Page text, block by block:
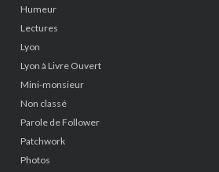
Humeur
Lectures
Lyon
Lyon à Livre Ouvert
Mini-monsieur
Non classé
Parole de Follower
Patchwork
Photos